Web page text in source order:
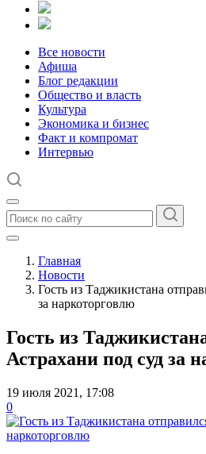
Все новости
Афиша
Блог редакции
Общество и власть
Культура
Экономика и бизнес
Факт и компромат
Интервью
Главная
Новости
Гость из Таджикистана
за наркоторговлю
Гость из
Астрахани под суд за
19 июля 2021, 17:08
0